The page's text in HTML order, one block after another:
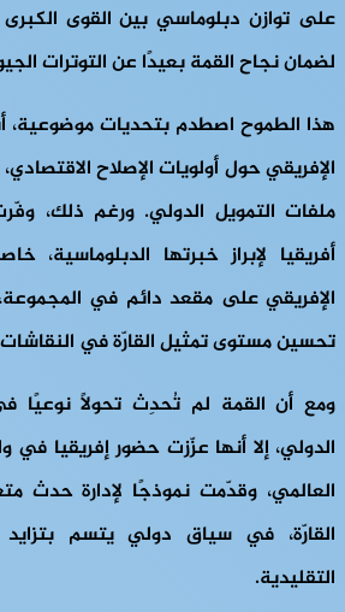
على توازن دبلوماسي بين القوى
لضمان نجاح القمة بعيدًا عن التوترات
هذا الطموح اصطدم بتحديات موضوعية،
الإفريقي حول أولويات الإصلاح
ملفات التمويل الدولي. ورغم ذلك،
أفريقيا لإبراز خبرتها الدبلوماسية،
الإفريقي على مقعد دائم في
تحسين مستوى تمثيل القارّة في النقاشات
ومع أن القمة لم تُحدِث تحولًا نوعيًا
الدولي، إلا أنها عزّزت حضور إفريقيا في
العالمي، وقدّمت نموذجًا لإدارة حدث
القارّة، في سياق دولي يتسم
التقليدية.